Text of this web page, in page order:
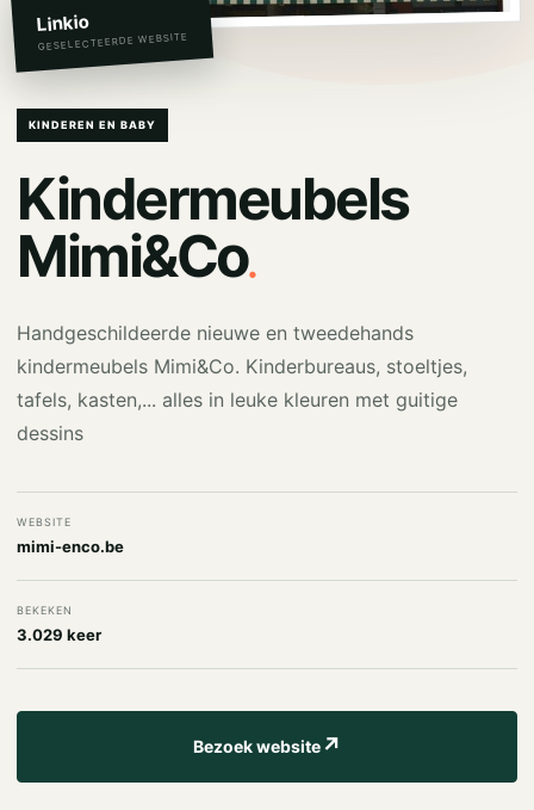
Linkio
GESELECTEERDE WEBSITE
KINDEREN EN BABY
Kindermeubels
Mimi&Co.
Handgeschildeerde nieuwe en tweedehands
kindermeubels Mimi&Co. Kinderbureaus, stoeltjes,
tafels, kasten,... alles in leuke kleuren met guitige
dessins
WEBSITE
mimi-enco.be
BEKEKEN
3.029 keer
Bezoek website↗